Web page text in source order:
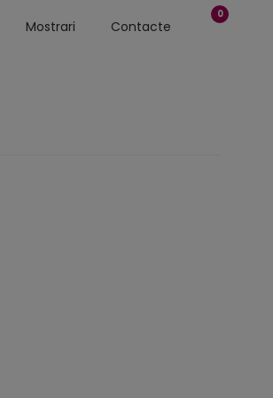
0
Mostrari Contacte